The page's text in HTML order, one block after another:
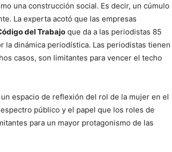
una construcción social. Es decir, un cúmulo
La experta acotó que las empresas
del Trabajo que da a las periodistas 85
la dinámica periodística. Las periodistas tienen
casos, son limitantes para vencer el techo
espacio de reflexión del rol de la mujer en el
público y el papel que los roles de
para un mayor protagonismo de las